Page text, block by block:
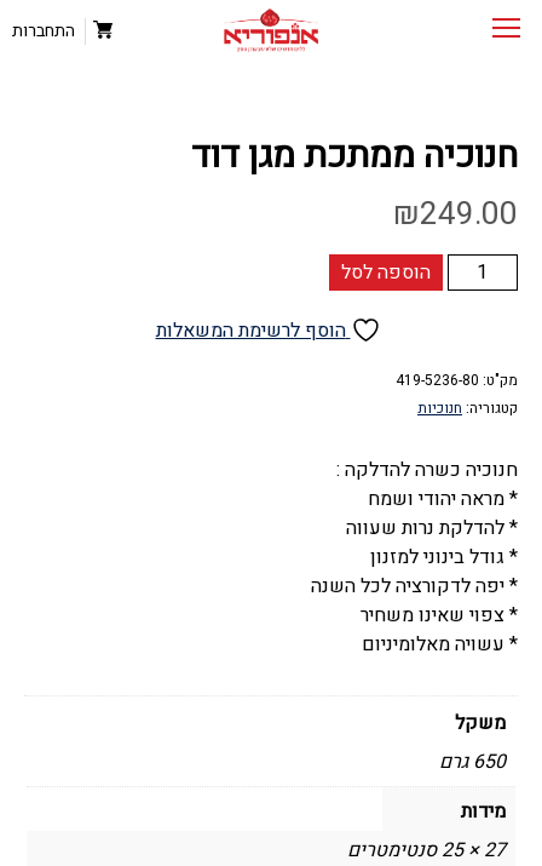
התחברות
חנוכיה ממתכת מגן דוד
₪249.00
כמות
של
מגן
דוד
הוספה לסל
הוסף לרשימת המשאלות
מק"ט: 419-5236-80
קטגוריה: חנוכיות
חנוכיה כשרה להדלקה :
* מראה יהודי ושמח
* להדלקת נרות שעווה
* גודל בינוני למזנון
* יפה לדקורציה לכל השנה
* צפוי שאינו משחיר
* עשויה מאלומיניום
משקל
650 גרם
מידות
27 × 25 סנטימטרים